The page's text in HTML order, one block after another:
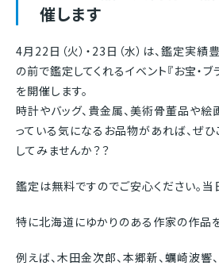
催します
4月22日（火）・23日（水）は、鑑定実
の前で鑑定してくれるイベント『お宝・ブ
を開催します。
時計やバッグ、貴金属、美術骨董品や絵
っている気になるお品物があれば、ぜひ
してみませんか？？
鑑定は無料ですのでご安心ください。当
特に北海道にゆかりのある作家の作品を
例えば、木田金次郎、本郷新、蠣崎波響